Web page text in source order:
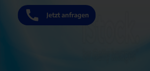
Jetzt anfragen